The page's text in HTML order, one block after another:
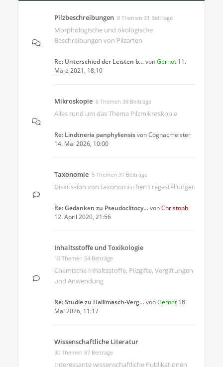
Pilzbeschreibungen 8 Themen 31 Beiträge
Morphologische und ökologische
Beschreibungen von Pilzarten
Re: Unterschied der Leisten b… vonGernot 11.
März 2021, 18:10
Mikroskopie 6 Themen 38 Beiträge
Alles rund um das Thema Pilzmikroskopie
Re: Lindtneria panphyliensisvonCognacmeister
14. Mai 2026, 10:00
Taxonomie 5 Themen 31 Beiträge
Diskussion von taxonomischen Fragestellungen
Re: Gedanken zu Pseudoclitocy… vonChristoph
12. April 2020, 21:56
Inhaltsstoffe und Toxikologie
10 Themen 54 Beiträge
Chemische Inhaltsstoffe, Pilzgifte, Vergiftungen
und Anwendung
Re: Studie zu Hallimasch-Verg… vonGernot 18.
Mai 2026, 11:17
Wissenschaftliche Literatur
30 Themen 87 Beiträge
Interessante wissenschaftliche Publikationen